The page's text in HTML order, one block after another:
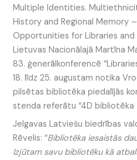
Multiple Identities.
History and Regional Memory
Opportunities for Libraries
Lietuvas Nacionālajā Martīna
83. ģenerālkonferencē
18. līdz 25. augustam notika
pilsētas bibliotēka piedalījās
stenda referātu “4D
Jelgavas Latviešu biedrības
Rēvelis: “Bibliotēka iesaistās
Izjūtam savu bibliotēku kā